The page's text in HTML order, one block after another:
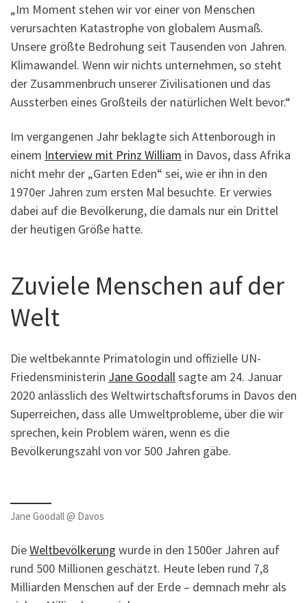
„Im Moment stehen wir vor einer von Menschen
verursachten Katastrophe von globalem Ausmaß.
Unsere größte Bedrohung seit Tausenden von Jahren.
Klimawandel. Wenn wir nichts unternehmen, so steht
der Zusammenbruch unserer Zivilisationen und das
Aussterben eines Großteils der natürlichen Welt bevor.“
Im vergangenen Jahr beklagte sich Attenborough in
einem Interview mit Prinz William in Davos, dass Afrika
nicht mehr der „Garten Eden“ sei, wie er ihn in den
1970er Jahren zum ersten Mal besuchte. Er verwies
dabei auf die Bevölkerung, die damals nur ein Drittel
der heutigen Größe hatte.
Zuviele Menschen auf der
Welt
Die weltbekannte Primatologin und offizielle UN-
Friedensministerin Jane Goodallsagte am 24. Januar
2020 anlässlich des Weltwirtschaftsforums in Davos den
Superreichen, dass alle Umweltprobleme, über die wir
sprechen, kein Problem wären, wenn es die
Bevölkerungszahl von vor 500 Jahren gäbe.
Jane Goodall @ Davos
DieWeltbevölkerung wurde in den 1500er Jahren auf
rund 500 Millionen geschätzt. Heute leben rund 7,8
Milliarden Menschen auf der Erde – demnach mehr als